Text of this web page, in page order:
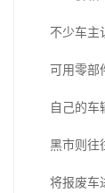
不少车主
可用零部
自己的车
黑市则往
将报废车